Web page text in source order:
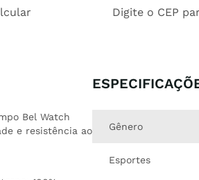
Digite o CEP
Bel Watch
e resistência ao
Gênero
Esportes